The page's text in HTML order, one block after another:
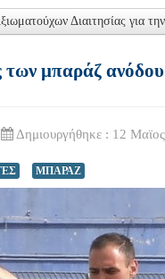
Διαιτησίας για
των μπαράζ
Δημιουργήθηκε : 12
ΜΠΑΡΑΖ